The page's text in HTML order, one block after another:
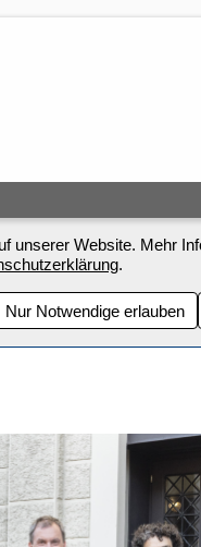
unserer Website. Mehr
.
Nur Notwendige erlauben